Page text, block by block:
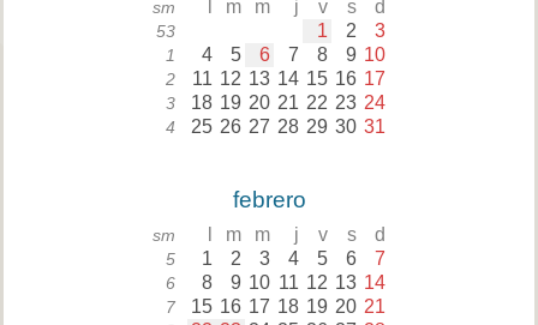
sm m m j v s d
53 1 2 3
1 4 5 6 7 8 9 10
2 11 12 13 14 15 16 17
3 18 19 20 21 22 23 24
4 25 26 27 28 29 30 31
febrero
sm m m j v s d
5 1 2 3 4 5 6 7
6 8 9 10 11 12 13 14
7 15 16 17 18 19 20 21